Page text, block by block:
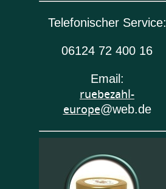
Telefonischer Service:
06124 72 400 16
Email:
ruebezahl-
europe@web.de